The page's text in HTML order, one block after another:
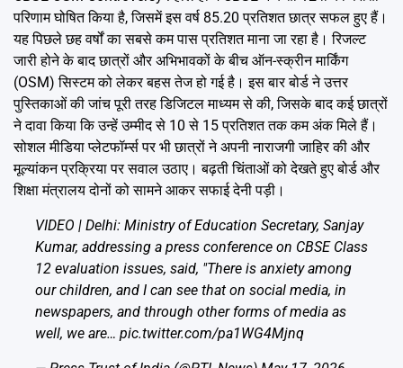
परिणाम घोषित किया है, जिसमें इस वर्ष 85.20 प्रतिशत छात्र सफल हुए हैं।
यह पिछले छह वर्षों का सबसे कम पास प्रतिशत माना जा रहा है। रिजल्ट
जारी होने के बाद छात्रों और अभिभावकों के बीच ऑन-स्क्रीन मार्किंग
(OSM) सिस्टम को लेकर बहस तेज हो गई है। इस बार बोर्ड ने उत्तर
पुस्तिकाओं की जांच पूरी तरह डिजिटल माध्यम से की, जिसके बाद कई छात्रों
ने दावा किया कि उन्हें उम्मीद से 10 से 15 प्रतिशत तक कम अंक मिले हैं।
सोशल मीडिया प्लेटफॉर्म्स पर भी छात्रों ने अपनी नाराजगी जाहिर की और
मूल्यांकन प्रक्रिया पर सवाल उठाए। बढ़ती चिंताओं को देखते हुए बोर्ड और
शिक्षा मंत्रालय दोनों को सामने आकर सफाई देनी पड़ी।
VIDEO | Delhi: Ministry of Education Secretary, Sanjay
Kumar, addressing a press conference on CBSE Class
12 evaluation issues, said, "There is anxiety among
our children, and I can see that on social media, in
newspapers, and through other forms of media as
well, we are… pic.twitter.com/pa1WG4Mjnq